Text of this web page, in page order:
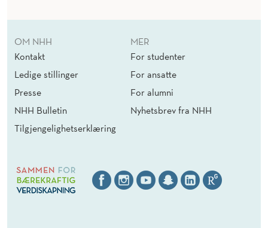
OM NHH
Kontakt
Ledige stillinger
Presse
NHH Bulletin
Tilgjengelighetserklæring
MER
For studenter
For ansatte
For alumni
Nyhetsbrev fra NHH